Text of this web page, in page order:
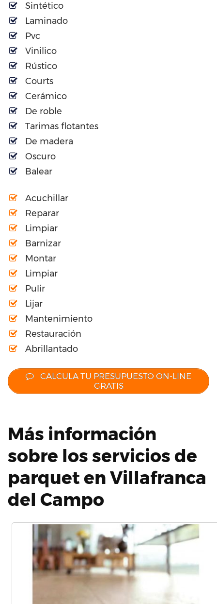
Sintético
Laminado
Pvc
Vinilico
Rústico
Courts
Cerámico
De roble
Tarimas flotantes
De madera
Oscuro
Balear
Acuchillar
Reparar
Limpiar
Barnizar
Montar
Limpiar
Pulir
Lijar
Mantenimiento
Restauración
Abrillantado
CALCULA TU PRESUPUESTO ON-LINE
GRATIS
Más información
sobre los servicios de
parquet en Villafranca
del Campo